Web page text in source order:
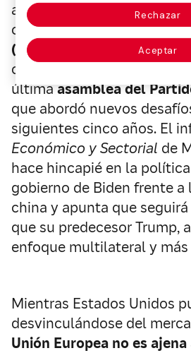
aprobación de alianzas
como la firma delAcuerdo
(CAI) con Europa
, y con el
obstruir las relaciones con
últimaasamblea del
que abordó nuevos
siguientes cinco años. El
Económico y Sectorial de
hace hincapié en la
gobierno de Biden frente a
china y apunta que
que su predecesor Trump,
enfoque multilateral y
Mientras Estados Unidos
desvinculándose del
Unión Europea no es ajena
Rechazar
Aceptar